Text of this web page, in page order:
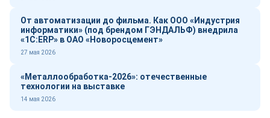
От автоматизации до фильма. Как ООО «Индустрия
информатики» (под брендом ГЭНДАЛЬФ) внедрила
«1С:ERP» в ОАО «Новоросцемент»
27 мая 2026
«Металлообработка-2026»: отечественные
технологии на выставке
14 мая 2026